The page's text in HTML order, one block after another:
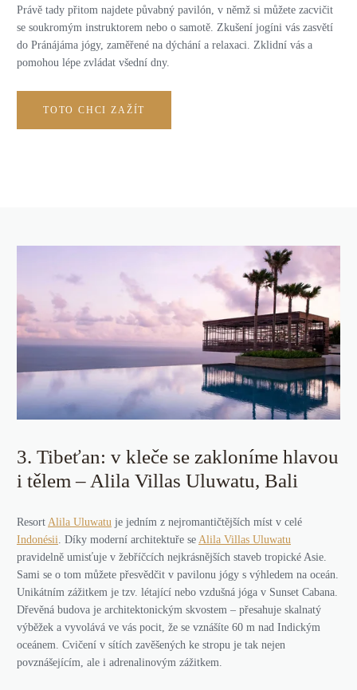
Právě tady přitom najdete půvabný pavilón, v němž si můžete zacvičit
se soukromým instruktorem nebo o samotě. Zkušení jogíni vás zasvětí
do Pránájáma jógy, zaměřené na dýchání a relaxaci. Zklidní vás a
pomohou lépe zvládat všední dny.
TOTO CHCI ZAŽÍT
3. Tibeťan: v kleče se zakloníme hlavou
i tělem – Alila Villas Uluwatu, Bali
Resort Alila Uluwatu je jedním z nejromantičtějších míst v celé
Indonésii . Díky moderní architektuře se Alila Villas Uluwatu
pravidelně umisťuje v žebříčcích nejkrásnějších staveb tropické Asie.
Sami se o tom můžete přesvědčit v pavilonu jógy s výhledem na oceán.
Unikátním zážitkem je tzv. létající nebo vzdušná jóga v Sunset Cabana.
Dřevěná budova je architektonickým skvostem – přesahuje skalnatý
výběžek a vyvolává ve vás pocit, že se vznášíte 60 m nad Indickým
oceánem. Cvičení v sítích zavěšených ke stropu je tak nejen
povznášejícím, ale i adrenalinovým zážitkem.